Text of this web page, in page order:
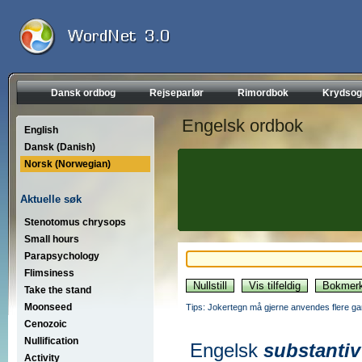
Dansk ordbog Rejseparlør Rimordbok
English
Dansk (Danish)
Norsk (Norwegian)
Aktuelle søk
Stenotomus chrysops
Small hours
Parapsychology
Flimsiness
Take the stand
Moonseed
Cenozoic
Nullification
Activity
Engelsk ordbok
Tips: Jokertegn må gjerne anvendes flere
Engelsk substantiv